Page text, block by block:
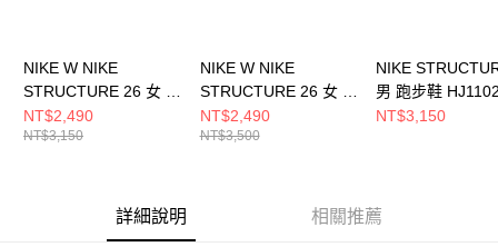
NIKE W NIKE
STRUCTURE 26 女 跑
步鞋 HJ1101102
NT$2,490
NT$3,150
NIKE W NIKE
STRUCTURE 26 女 跑
步鞋 HJ1101601
NT$2,490
NT$3,500
NIKE
男 跑步鞋
NT$3,150
詳細說明 相關推薦